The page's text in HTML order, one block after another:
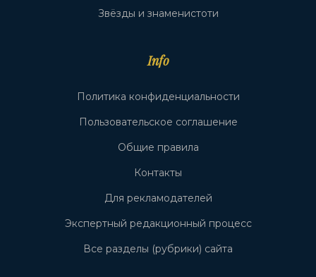
Звёзды и знаменистоти
Info
Политика конфиденциальности
Пользовательское соглашение
Общие правила
Контакты
Для рекламодателей
Экспертный редакционный процесс
Все разделы (рубрики) сайта